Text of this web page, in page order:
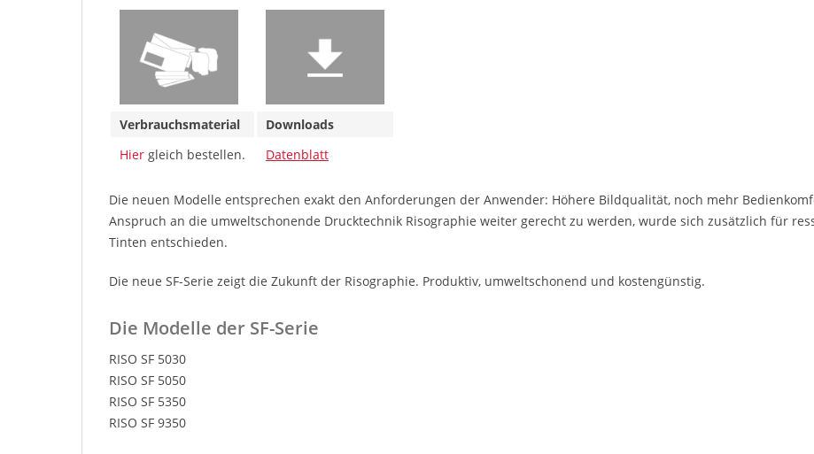
Verbrauchsmaterial
Downloads
Hier gleich bestellen. Datenblatt
Die neuen Modelle entsprechen exakt den Anforderungen der Anwender: Höhere Bildqualität, noch mehr
Anspruch an die umweltschonende Drucktechnik Risographie weiter gerecht zu werden, wurde sich zusätzlich für
Tinten entschieden.
Die neue SF-Serie zeigt die Zukunft der Risographie. Produktiv, umweltschonend und kostengünstig.
Die Modelle der SF-Serie
RISO SF 5030
RISO SF 5050
RISO SF 5350
RISO SF 9350